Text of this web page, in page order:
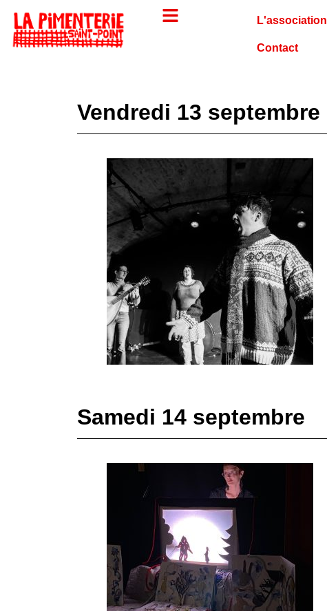
L'association
Contact
Vendredi 13 septembre
Samedi 14 septembre